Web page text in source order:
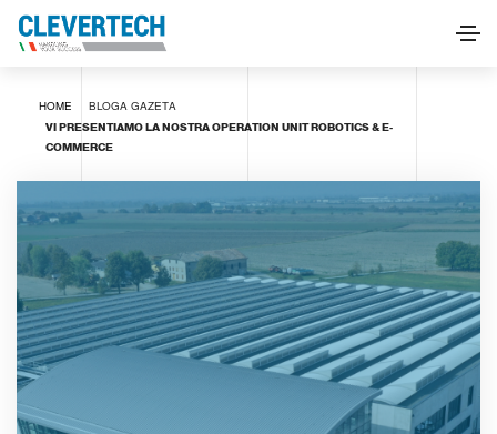
HOME BLOGA GAZETA
VI PRESENTIAMO LA NOSTRA OPERATION UNIT ROBOTICS & E-
COMMERCE